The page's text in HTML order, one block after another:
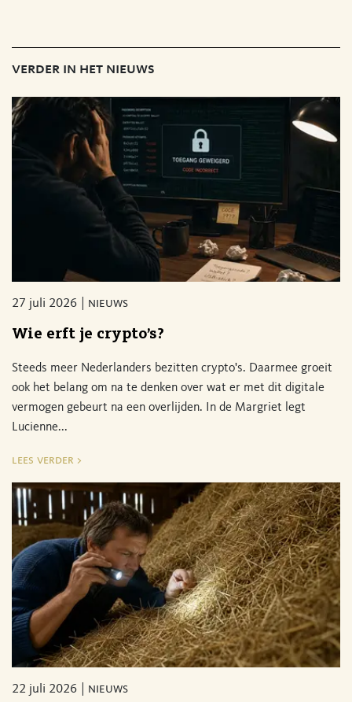
verder in het nieuws
27 juli 2026 nieuws
Wie erft je crypto’s?
Steeds meer Nederlanders bezitten crypto's. Daarmee groeit
ook het belang om na te denken over wat er met dit digitale
vermogen gebeurt na een overlijden. In de Margriet legt
Lucienne...
lees verder >
22 juli 2026 nieuws